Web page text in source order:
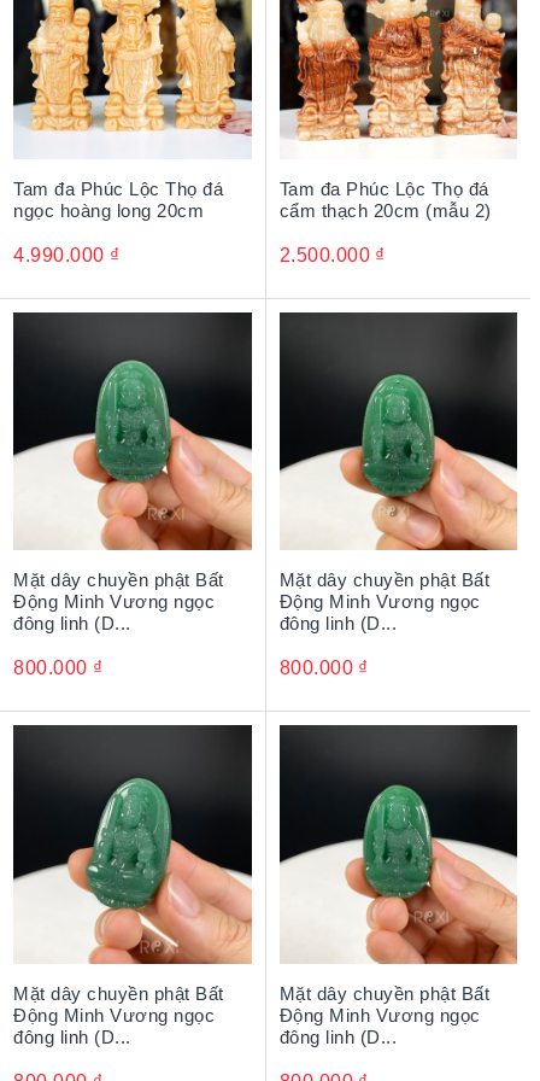
Tam đa Phúc Lộc Thọ đá
ngọc hoàng long 20cm
4.990.000 ₫
Tam đa Phúc Lộc Thọ đá
cẩm thạch 20cm (mẫu 2)
2.500.000 ₫
Mặt dây chuyền phật Bất
Động Minh Vương ngọc
đông linh (D...
800.000 ₫
Mặt dây chuyền phật Bất
Động Minh Vương ngọc
đông linh (D...
800.000 ₫
Mặt dây chuyền phật Bất
Động Minh Vương ngọc
đông linh (D...
Mặt dây chuyền phật Bất
Động Minh Vương ngọc
đông linh (D...